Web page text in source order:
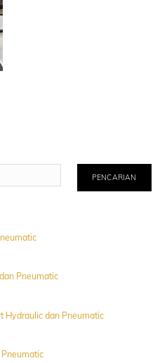
PENCARIAN
Pneumatic
Hydraulic dan Pneumatic